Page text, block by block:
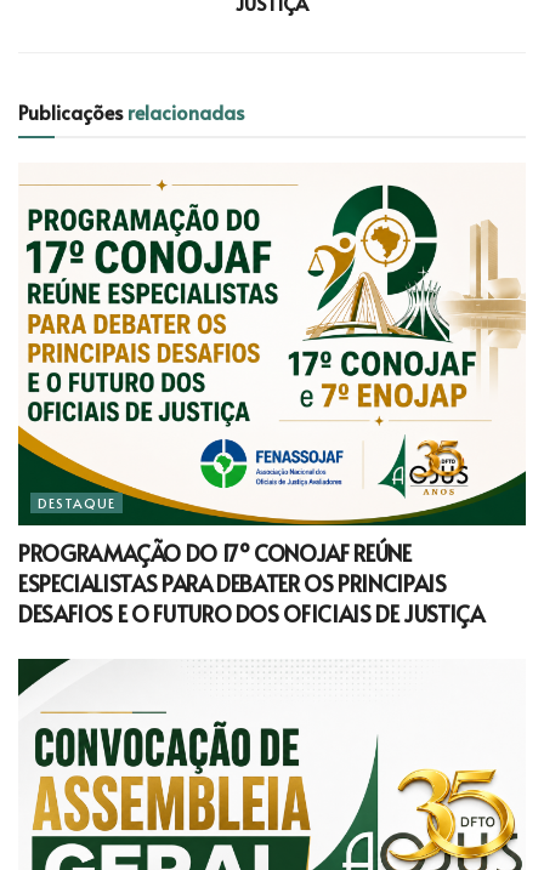
Publicaçõesrelacionadas
DESTAQUE
PROGRAMAÇÃO DO 17º CONOJAF REÚNE
ESPECIALISTAS PARA DEBATER OS PRINCIPAIS
DESAFIOS E O FUTURO DOS OFICIAIS DE JUSTIÇA